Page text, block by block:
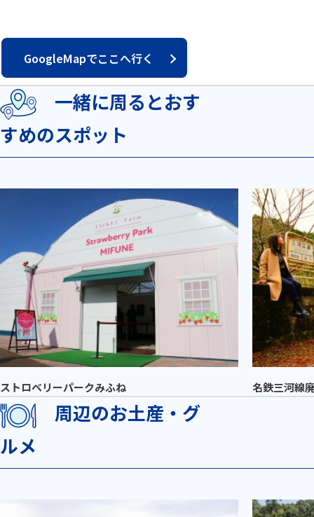
GoogleMapでここへ行く
一緒に周るとおす
すめのスポット
ストロベリーパークみふね 名鉄三河線
周辺のお土産・グ
ルメ